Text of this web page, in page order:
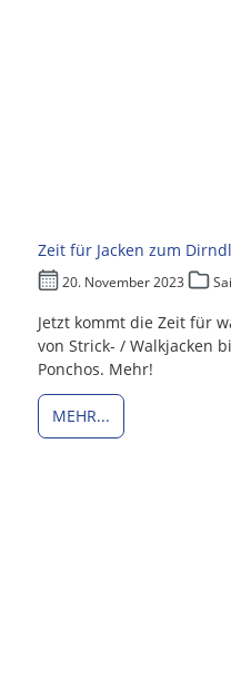
Zeit für Jacken zum Dirndl
20. November 2023
Jetzt kommt die Zeit für
von Strick- / Walkjacken
Ponchos. Mehr!
MEHR...